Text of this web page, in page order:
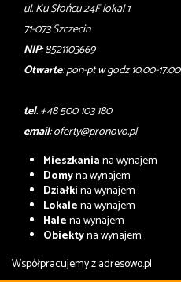
ul. Ku Słońcu 24F lokal 1
71-073 Szczecin
NIP: 8521103669
Otwarte: pon-pt w godz 10.00-17.00
tel. +48 500 103 180
email:oferty@pronovo.pl
Mieszkaniana wynajem
Domyna wynajem
Działkina wynajem
Lokalena wynajem
Halena wynajem
Obiektyna wynajem
Współpracujemy zadresowo.pl